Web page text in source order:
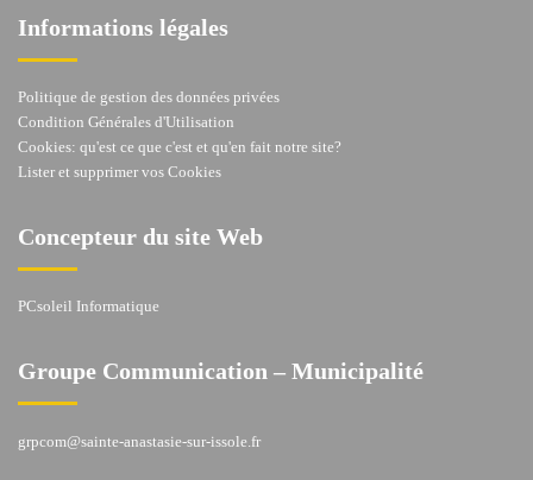
Informations légales
Politique de gestion des données privées
Condition Générales d'Utilisation
Cookies: qu'est ce que c'est et qu'en fait notre site?
Lister et supprimer vos Cookies
Concepteur du site Web
PCsoleil Informatique
Groupe Communication – Municipalité
grpcom@sainte-anastasie-sur-issole.fr